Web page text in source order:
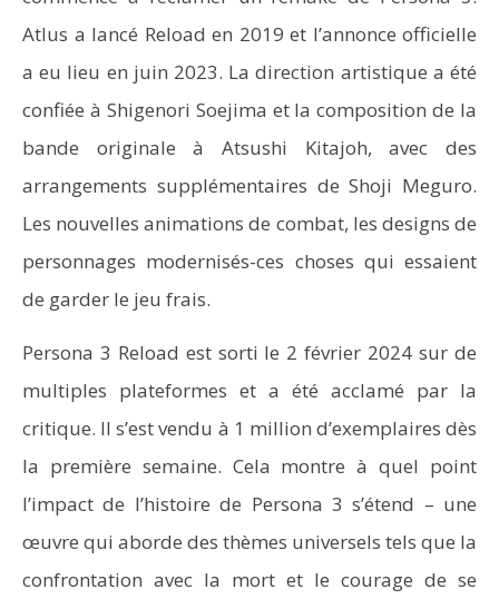
Atlus a lancé Reload en 2019 et l’annonce officielle
a eu lieu en juin 2023. La direction artistique a été
confiée à Shigenori Soejima et la composition de la
bande originale à Atsushi Kitajoh, avec des
arrangements supplémentaires de Shoji Meguro.
Les nouvelles animations de combat, les designs de
personnages modernisés-ces choses qui essaient
de garder le jeu frais.
Persona 3 Reload est sorti le 2 février 2024 sur de
multiples plateformes et a été acclamé par la
critique. Il s’est vendu à 1 million d’exemplaires dès
la première semaine. Cela montre à quel point
l’impact de l’histoire de Persona 3 s’étend – une
œuvre qui aborde des thèmes universels tels que la
confrontation avec la mort et le courage de se